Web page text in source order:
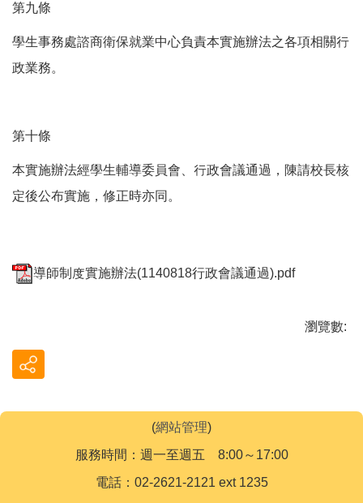
第九條
學生事務處諮商衛保就業中心負責本實施辦法之各項相關行
政業務。
第十條
本實施辦法經學生輔導委員會、行政會議通過，陳請校長核
定後公布實施，修正時亦同。
導師制度實施辦法(1140818行政會議通過).pdf
瀏覽數:
(網站管理)
服務時間：週一至週五 8:00～17:00
電話：02-2621-2121 ext 1235